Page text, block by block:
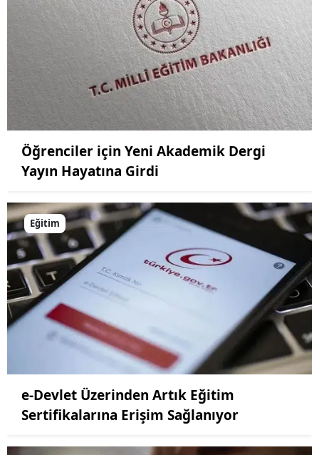
Öğrenciler için Yeni Akademik Dergi
Yayın Hayatına Girdi
Eğitim
e-Devlet Üzerinden Artık Eğitim
Sertifikalarına Erişim Sağlanıyor